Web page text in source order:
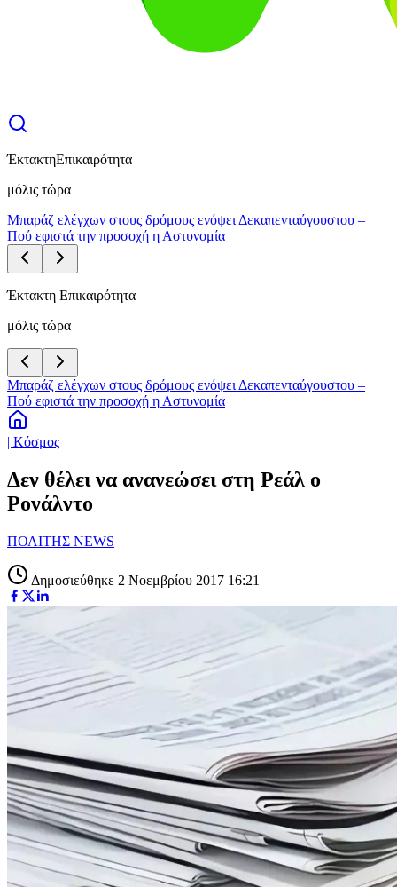
ΈκτακτηΕπικαιρότητα
μόλις τώρα
Μπαράζ ελέγχων στους δρόμους ενόψει Δεκαπενταύγουστου –
Πού εφιστά την προσοχή η Αστυνομία
Έκτακτη Επικαιρότητα
μόλις τώρα
Μπαράζ ελέγχων στους δρόμους ενόψει Δεκαπενταύγουστου –
Πού εφιστά την προσοχή η Αστυνομία
| Κόσμος
Δεν θέλει να ανανεώσει στη Ρεάλ ο
Ρονάλντο
ΠΟΛΙΤΗΣ NEWS
Δημοσιεύθηκε 2 Νοεμβρίου 2017 16:21